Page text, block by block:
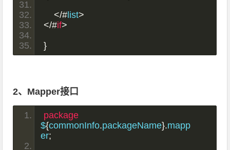
</#list>
</#if>
}
2、Mapper接口
package
${commonInfo.packageName}.mapp
er;